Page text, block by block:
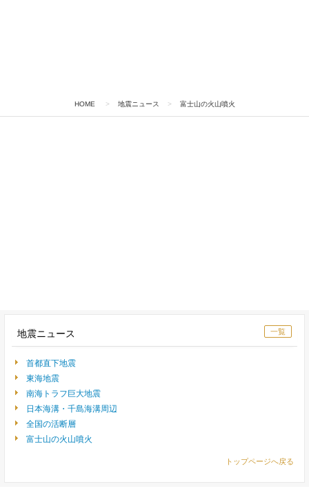
HOME > 地震ニュース > 富士山の火山噴火
一覧
地震ニュース
首都直下地震
東海地震
南海トラフ巨大地震
日本海溝・千島海溝周辺
全国の活断層
富士山の火山噴火
トップページへ戻る